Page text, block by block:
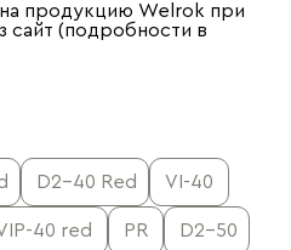
на продукцию Welrok при
сайт (подробности в
D2-40 Red VI-40
40 red PR D2-50